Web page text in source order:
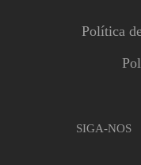
Política
SIGA-NOS